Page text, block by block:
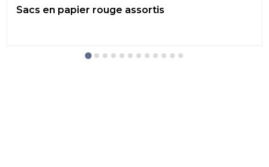
Sacs en papier rouge assortis